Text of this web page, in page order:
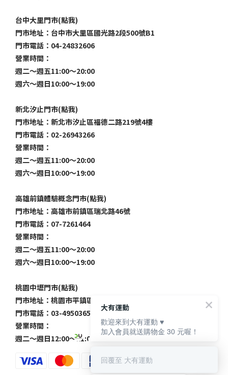
台中大里門市(點我)
門市地址：台中市大里區國光路2段500號B1
門市電話：04-24832606
營業時間：
週二～週五11:00～20:00
週六～週日10:00～19:00
新北汐止門市(點我)
門市地址：新北市汐止區福德二路219號4樓
門市電話：02-26943266
營業時間：
週二～週五11:00～20:00
週六～週日10:00～19:00
高雄前鎮體驗概念門市(點我)
門市地址：高雄市前鎮區瑞北路46號
門市電話：07-7261464
營業時間：
週二～週五11:00～20:00
週六～週日10:00～19:00
桃園中壢門市(點我)
門市地址：桃園市平鎮區民族路233號
門市電話：03-4950365
營業時間：
週二～週日12:00～21:00
大有運動
歡迎來到大有運動 ♥️
加入會員就送購物金 30 元喔！
回覆至 大有運動